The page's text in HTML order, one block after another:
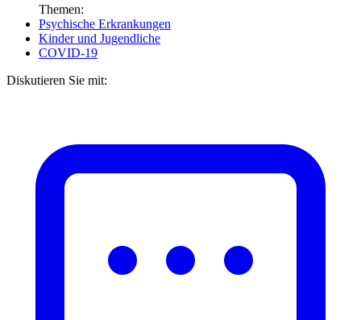
Themen:
Psychische Erkrankungen
Kinder und Jugendliche
COVID-19
Diskutieren Sie mit: